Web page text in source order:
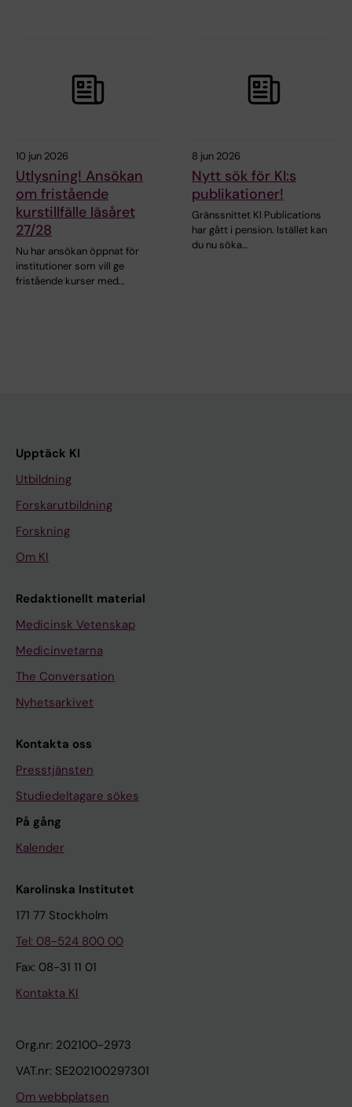
10 jun 2026
Utlysning! Ansökan
om fristående
kurstillfälle läsåret
27/28
Nu har ansökan öppnat för
institutioner som vill ge
fristående kurser med…
8 jun 2026
Nytt sök för KI:s
publikationer!
Gränssnittet KI Publications
har gått i pension. Istället kan
du nu söka…
Upptäck KI
Utbildning
Forskarutbildning
Forskning
Om KI
Redaktionellt material
Medicinsk Vetenskap
Medicinvetarna
The Conversation
Nyhetsarkivet
Kontakta oss
Presstjänsten
Studiedeltagare sökes
På gång
Kalender
Karolinska Institutet
171 77 Stockholm
Tel: 08-524 800 00
Fax: 08-31 11 01
Kontakta KI
Org.nr: 202100-2973
VAT.nr: SE202100297301
Om webbplatsen